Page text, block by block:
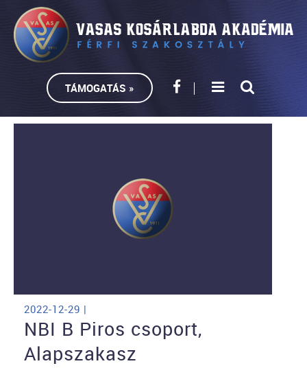
TÁMOGATÁS »
2022-12-29 |
NBI B Piros csoport,
Alapszakasz